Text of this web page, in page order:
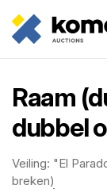
Raam
dubbel
Veiling: "El
breken)